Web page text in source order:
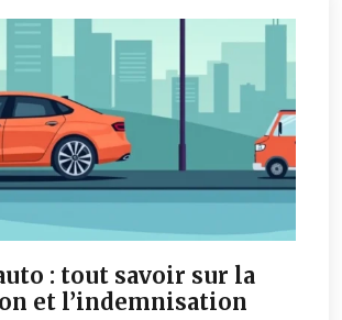
: tout savoir sur la
et l’indemnisation